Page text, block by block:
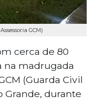
GCM)
cerca de 80
na madrugada
(Guarda Civil
Grande, durante